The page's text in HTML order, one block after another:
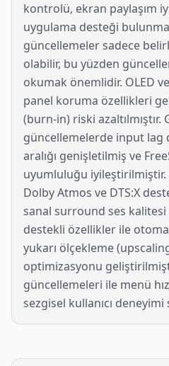
kontrolü, ekran paylaşım
uygulama desteği
güncellemeler sadece
olabilir, bu yüzden
okumak önemlidir. OLED
panel koruma özellikleri
(burn-in) riski azaltılmıştır.
güncellemelerde input lag
aralığı genişletilmiş ve
uyumluluğu
Dolby Atmos ve DTS:X
sanal surround ses kalitesi
destekli özellikler ile
yukarı ölçekleme
optimizasyonu
güncellemeleri ile menü
sezgisel kullanıcı deneyimi